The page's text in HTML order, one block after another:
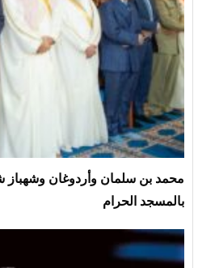
محمد بن سلمان وأردوغان وشهباز
بالمسجد الحرام